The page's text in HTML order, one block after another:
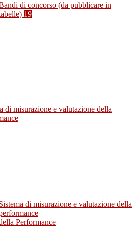
di concorso (da pubblicare in
19
di misurazione e valutazione della
Sistema di misurazione e valutazione della
Performance